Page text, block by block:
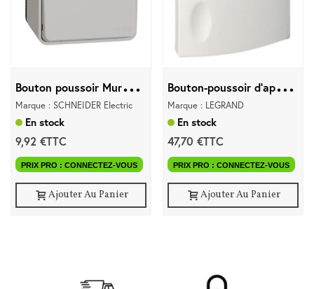
B
outon poussoir Mureva Styl...
Marque : SCHNEIDER Electric
En stock
9,92 €TTC
PRIX PRO : CONNECTEZ-VOUS
Ajouter Au Panier
B
outon-poussoir d'appel...
Marque : LEGRAND
En stock
47,70 €TTC
PRIX PRO : CONNECTEZ-VOUS
Ajouter Au Panier